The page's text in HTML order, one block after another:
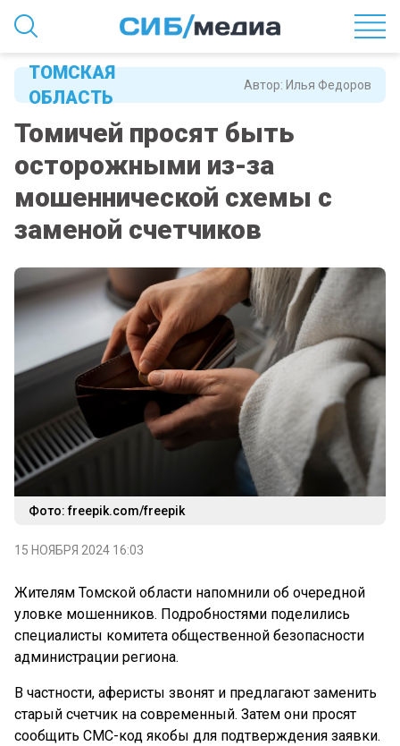
Автор: Илья Федоров
ТОМСКАЯ
ОБЛАСТЬ
Томичей просят быть
осторожными из-за
мошеннической схемы с
заменой счетчиков
Фото: freepik.com/freepik
15 НОЯБРЯ 2024 16:03
Жителям Томской области напомнили об очередной
уловке мошенников. Подробностями поделились
специалисты комитета общественной безопасности
администрации региона.
В частности, аферисты звонят и предлагают заменить
старый счетчик на современный. Затем они просят
сообщить СМС-код якобы для подтверждения заявки.